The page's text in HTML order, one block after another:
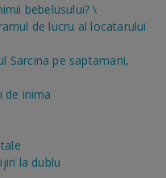
bebelusului? \
de lucru al locatarului
Sarcina pe saptamani,
de inima
la dublu